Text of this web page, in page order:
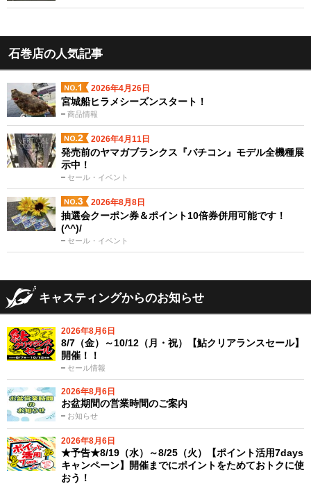
石巻店の人気記事
2026年4月26日
商品情報
宮城船ヒラメシーズンスタート！
2026年4月11日
セール・イベント
発売前のヤマガブランクス『バチコン』モデル全機種展
示中！
2026年8月8日
セール・イベント
抽選会クーポン券＆ポイント10倍券併用可能です！
(^^)/
キャスティングからのお知らせ
2026年8月6日
セール情報
8/7（金）～10/12（月・祝）【鮎クリアランスセール】
開催！！
2026年8月6日
お知らせ
お盆期間の営業時間のご案内
2026年8月6日
★予告★8/19（水）～8/25（火）【ポイント活用7days
キャンペーン】開催までにポイントをためておトクに使
おう！